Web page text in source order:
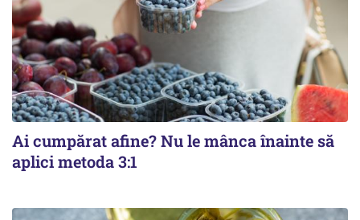
Ai cumpărat afine? Nu le mânca înainte să
aplici metoda 3:1